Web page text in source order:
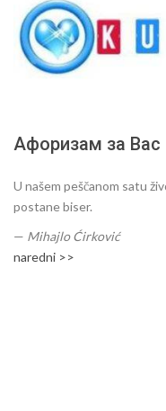
Афоризам за Вас
U našem peščanom satu
postane biser.
— Mihajlo Ćirković
naredni >>